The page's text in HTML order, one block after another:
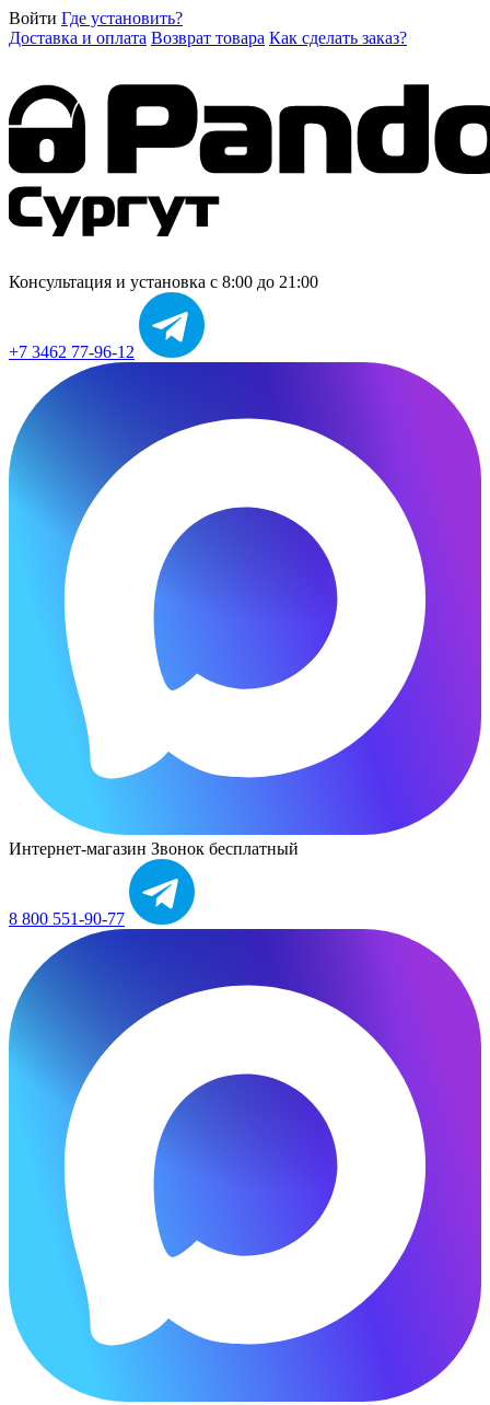
Войти Где установить?
Доставка и оплата Возврат товара Как сделать заказ?
Консультация и установка с 8:00 до 21:00
+7 3462 77-96-12
Интернет-магазин Звонок бесплатный
8 800 551-90-77